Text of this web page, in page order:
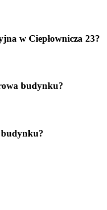
w Ciepłownicza 23?
budynku?
budynku?